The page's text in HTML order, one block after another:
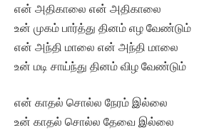
என் அதிகாலை என் அதிகாலை
உன் முகம் பார்த்து தினம் எழ வேண்டும்
என் அந்தி மாலை என் அந்தி மாலை
உன் மடி சாய்ந்து தினம் விழ வேண்டும்
என் காதல் சொல்ல நேரம் இல்லை
உன் காதல் சொல்ல தேவை இல்லை